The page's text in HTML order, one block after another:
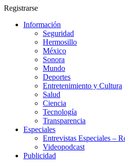
Registrarse
Información
Seguridad
Hermosillo
México
Sonora
Mundo
Deportes
Entretenimiento y Cultura
Salud
Ciencia
Tecnología
Transparencia
Especiales
Entrevistas Especiales –
Videopodcast
Publicidad